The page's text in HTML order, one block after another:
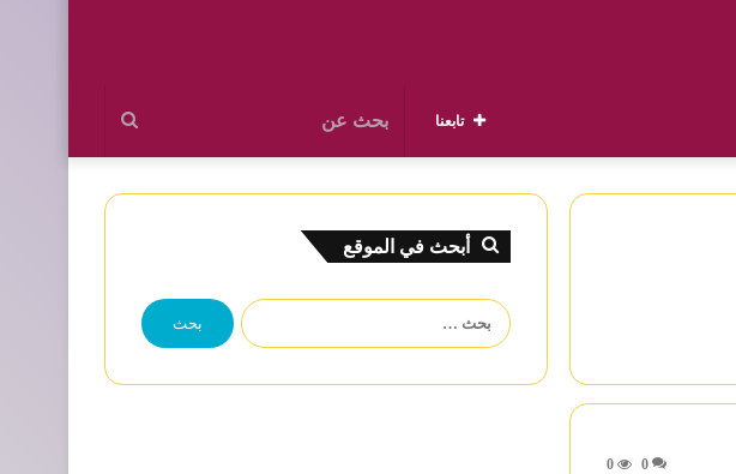
بحث
عن
تابعنا
0
0
أبحث في الموقع
البحث
عن: